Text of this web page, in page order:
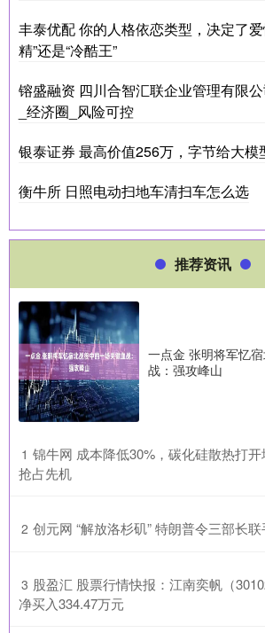
丰泰优配 你的人格依恋类型，决定了
精”还是“冷酷王”
镕盛融资 四川合智汇联企业管理有限
_经济圈_风险可控
银泰证券 最高价值256万，字节给大模
衡牛所 日照电动扫地车清扫车怎么选
推荐资讯
一点金 张明将军忆
战：强攻峰山
1 锦牛网 成本降低30%，碳化硅散热打
抢占先机
2 创元网 “解放洛杉矶” 特朗普令三部长联
3 股盈汇 股票行情快报：江南奕帆（
净买入334.47万元